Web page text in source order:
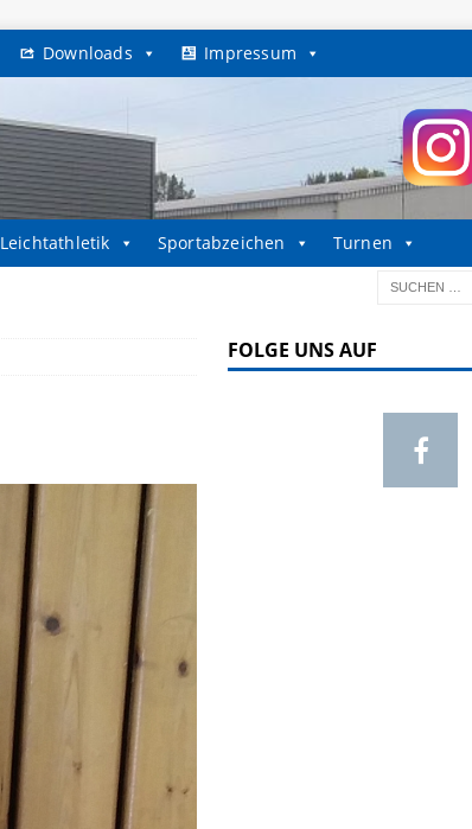
Downloads Impressum
Leichtathletik Sportabzeichen Turnen
FOLGE UNS AUF